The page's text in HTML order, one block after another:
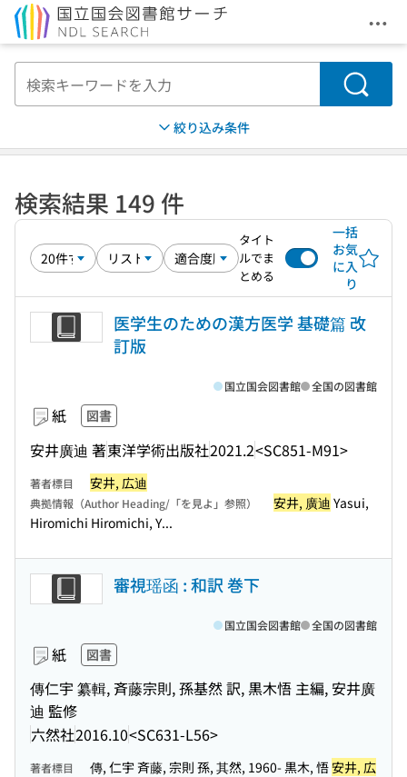
メ
検索
絞り込み条件
検索結果 149 件
タイト
ルでま
とめる
一括
お気
に入
り
医学生のための漢方医学 基礎篇 改
訂版
紙 図書
安井廣迪 著東洋学術出版社2021.2<SC851-M91>
国立国会図書館 全国の図書館
著者標目 安井, 広迪
典拠情報（Author Heading/「を見よ」参照） 安井, 廣迪 Yasui,
Hiromichi Hiromichi, Y...
審視瑶函 : 和訳 巻下
紙 図書
傳仁宇 纂輯, 斉藤宗則, 孫基然 訳, 黒木悟 主編, 安井廣
迪 監修
六然社2016.10<SC631-L56>
国立国会図書館 全国の図書館
著者標目 傳, 仁宇 斉藤, 宗則 孫, 其然, 1960- 黒木, 悟安井, 広